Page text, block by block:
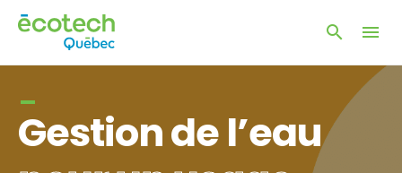
la
fenêtre
de
Ouvrir
du
site
Gestion de l’eau